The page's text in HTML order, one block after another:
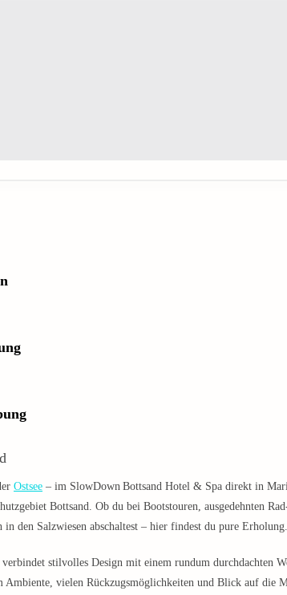
Ostsee – im SlowDown Bottsand Hotel & Spa direkt in
Bottsand. Ob du bei Bootstouren, ausgedehnten
in den Salzwiesen abschaltest – hier findest du pure Erholung.
stilvolles Design mit einem rundum durchdachten
vielen Rückzugsmöglichkeiten und Blick auf die